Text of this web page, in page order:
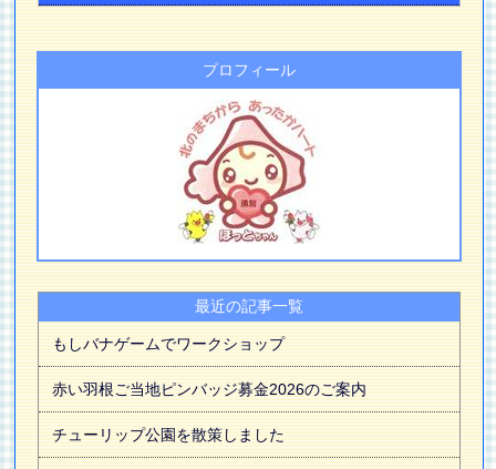
プロフィール
最近の記事一覧
もしバナゲームでワークショップ
赤い羽根ご当地ピンバッジ募金2026のご案内
チューリップ公園を散策しました